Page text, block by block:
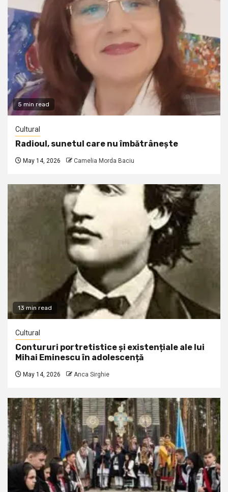
5 min read
Cultural
Radioul, sunetul care nu îmbătrânește
May 14, 2026 Camelia Morda Baciu
13 min read
Cultural
Contururi portretistice și existențiale ale lui
Mihai Eminescu în adolescență
May 14, 2026 Anca Sirghie